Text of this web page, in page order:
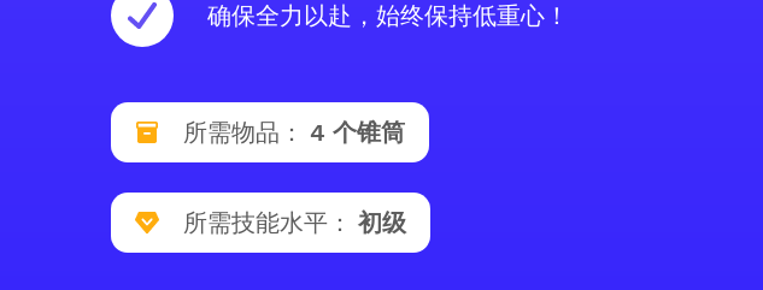
确保全力以赴，始终保持低重心！
所需物品： 4 个锥筒
所需技能水平： 初级